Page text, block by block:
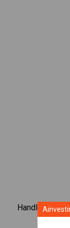
Handl over